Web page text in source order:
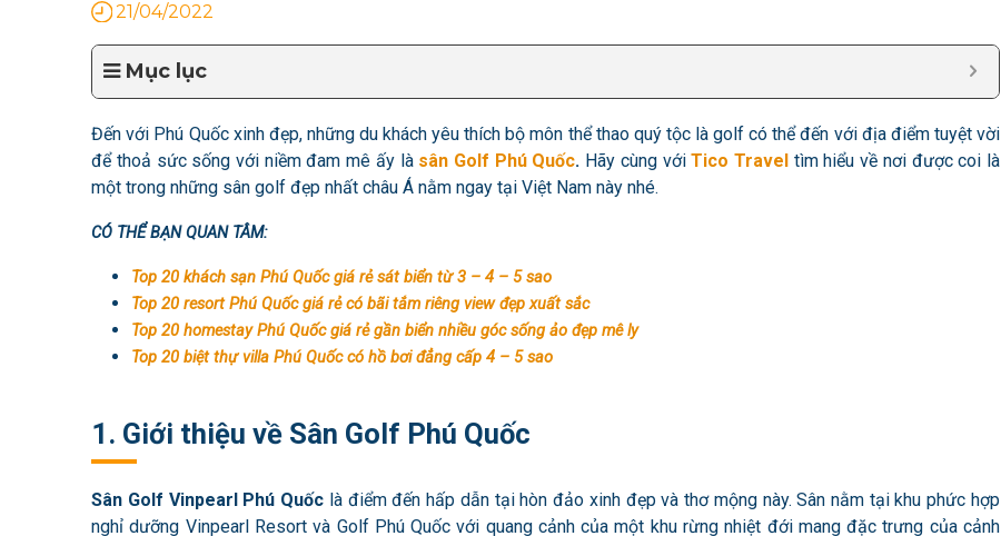
21/04/2022
Mục lục
Đến với Phú Quốc xinh đẹp, những du khách yêu thích bộ môn thể thao quý tộc là golf có thể đến với địa điểm tuyệt vời
để thoả sức sống với niềm đam mê ấy là sân Golf Phú Quốc. Hãy cùng vớiTico Traveltìm hiểu về nơi được coi là
một trong những sân golf đẹp nhất châu Á nằm ngay tại Việt Nam này nhé.
CÓ THỂ BẠN QUAN TÂM:
Top 20 khách sạn Phú Quốc giá rẻ sát biển từ 3 – 4 – 5 sao
Top 20 resort Phú Quốc giá rẻ có bãi tắm riêng view đẹp xuất sắc
Top 20 homestay Phú Quốc giá rẻ gần biển nhiều góc sống ảo đẹp mê ly
Top 20 biệt thự villa Phú Quốc có hồ bơi đẳng cấp 4 – 5 sao
1. Giới thiệu về Sân Golf Phú Quốc
Sân Golf Vinpearl Phú Quốc là điểm đến hấp dẫn tại hòn đảo xinh đẹp và thơ mộng này. Sân nằm tại khu phức hợp
nghỉ dưỡng Vinpearl Resort và Golf Phú Quốc với quang cảnh của một khu rừng nhiệt đới mang đặc trưng của cảnh